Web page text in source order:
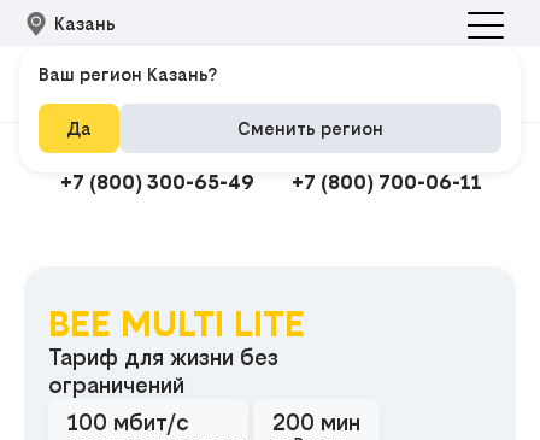
Казань
Подключить интернет
+7 (800) 300-65-49
Техподдержка
+7 (800) 700-06-11
BEE MULTI LITE
Тариф для жизни без
ограничений
100 мбит/с
200 мин
Ваш регион Казань?
Да Сменить регион